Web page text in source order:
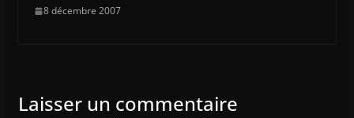
8 décembre 2007
Laisser un commentaire